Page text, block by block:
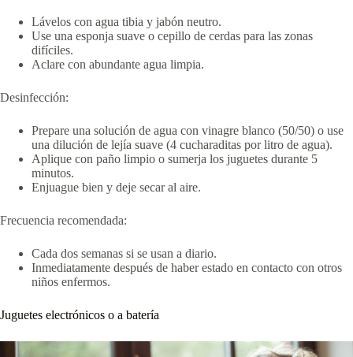
Lávelos con agua tibia y jabón neutro.
Use una esponja suave o cepillo de cerdas para las zonas
difíciles.
Aclare con abundante agua limpia.
Desinfección:
Prepare una solución de agua con vinagre blanco (50/50) o use
una dilución de lejía suave (4 cucharaditas por litro de agua).
Aplique con paño limpio o sumerja los juguetes durante 5
minutos.
Enjuague bien y deje secar al aire.
Frecuencia recomendada:
Cada dos semanas si se usan a diario.
Inmediatamente después de haber estado en contacto con otros
niños enfermos.
Juguetes electrónicos o a batería